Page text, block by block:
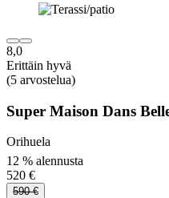
8,0
Erittäin hyvä
(5 arvostelua)
Super Maison Dans
Orihuela
12 % alennusta
520 €
590 €